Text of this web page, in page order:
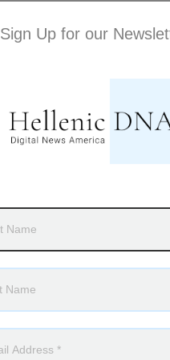
Sign Up for our